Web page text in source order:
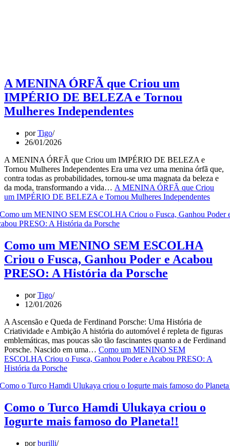
A MENINA ÓRFÃ que Criou um
IMPÉRIO DE BELEZA e Tornou
Mulheres Independentes
porTigo
26/01/2026
A MENINA ÓRFÃ que Criou um IMPÉRIO DE BELEZA e
Tornou Mulheres Independentes Era uma vez uma menina órfã que,
contra todas as probabilidades, tornou-se uma magnata da beleza e
da moda, transformando a vida… A MENINA ÓRFÃ que Criou
um IMPÉRIO DE BELEZA e Tornou Mulheres Independentes
Como um MENINO SEM ESCOLHA
Criou o Fusca, Ganhou Poder e Acabou
PRESO: A História da Porsche
porTigo
12/01/2026
A Ascensão e Queda de Ferdinand Porsche: Uma História de
Criatividade e Ambição A história do automóvel é repleta de figuras
emblemáticas, mas poucas são tão fascinantes quanto a de Ferdinand
Porsche. Nascido em uma… Como um MENINO SEM
ESCOLHA Criou o Fusca, Ganhou Poder e Acabou PRESO: A
História da Porsche
Como o Turco Hamdi Ulukaya criou o
Iogurte mais famoso do Planeta!!
porburilli